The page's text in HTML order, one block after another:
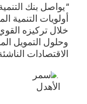
"يواصل بنك
أولويات التنمية
خلال تركيزه القوي
وحلول التمويل
الاقتصادات